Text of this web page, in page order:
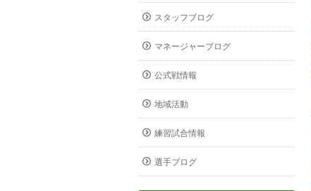
スタッフブログ
マネージャーブログ
公式戦情報
地域活動
練習試合情報
選手ブログ